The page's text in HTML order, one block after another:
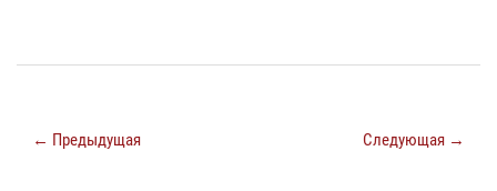
← Предыдущая Следующая →